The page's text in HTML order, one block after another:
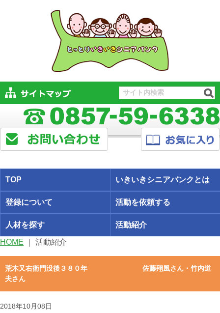
TOP いきいきシニアバンクとは
登録について 活動を依頼する
人材を探す 活動紹介
HOME 活動紹介
荒木又右衛門没後３８０年 佐藤翔風さん・竹内道
夫さん
2018年10月08日